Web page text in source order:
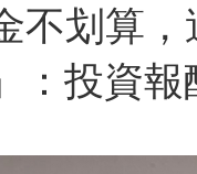
划算
：投資